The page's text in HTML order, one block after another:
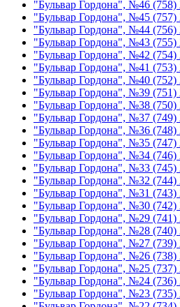
"Бульвар Гордона", №46 (758)
"Бульвар Гордона", №45 (757)
"Бульвар Гордона", №44 (756)
"Бульвар Гордона", №43 (755)
"Бульвар Гордона", №42 (754)
"Бульвар Гордона", №41 (753)
"Бульвар Гордона", №40 (752)
"Бульвар Гордона", №39 (751)
"Бульвар Гордона", №38 (750)
"Бульвар Гордона", №37 (749)
"Бульвар Гордона", №36 (748)
"Бульвар Гордона", №35 (747)
"Бульвар Гордона", №34 (746)
"Бульвар Гордона", №33 (745)
"Бульвар Гордона", №32 (744)
"Бульвар Гордона", №31 (743)
"Бульвар Гордона", №30 (742)
"Бульвар Гордона", №29 (741)
"Бульвар Гордона", №28 (740)
"Бульвар Гордона", №27 (739)
"Бульвар Гордона", №26
"Бульвар Гордона", №25
"Бульвар Гордона", №24
"Бульвар Гордона", №23